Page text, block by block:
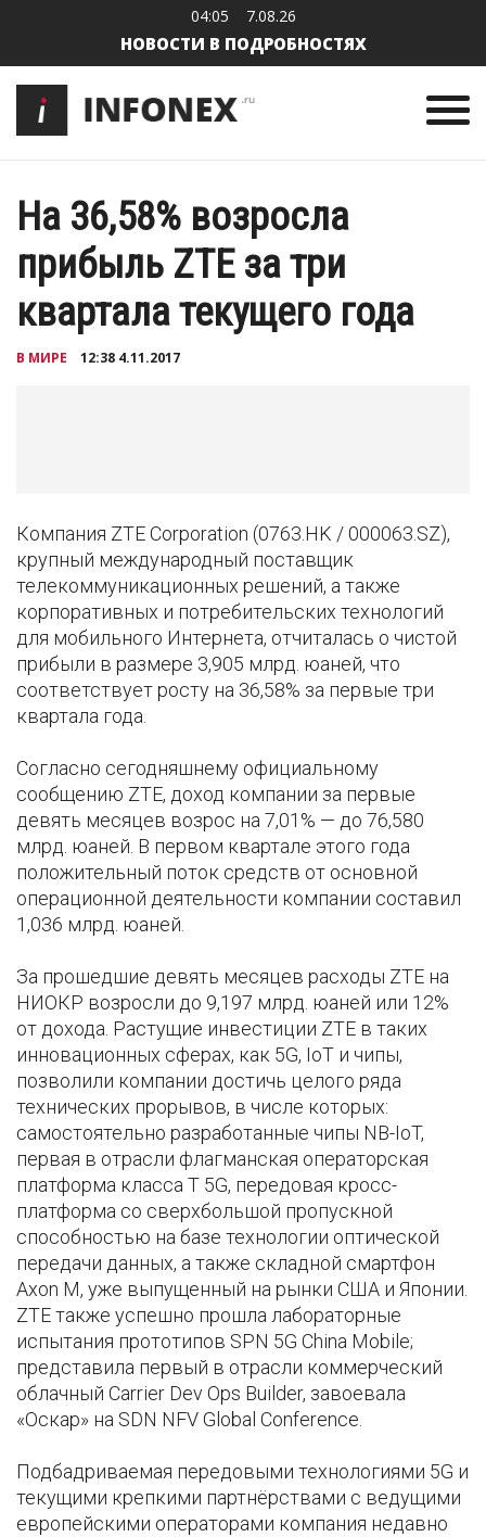
04:05 7.08.26
НОВОСТИ В ПОДРОБНОСТЯХ
На 36,58% возросла
прибыль ZTE за три
квартала текущего года
В МИРЕ 12:38 4.11.2017
Компания ZTE Corporation (0763.HK / 000063.SZ),
крупный международный поставщик
телекоммуникационных решений, а также
корпоративных и потребительских технологий
для мобильного Интернета, отчиталась о чистой
прибыли в размере 3,905 млрд. юаней, что
соответствует росту на 36,58% за первые три
квартала года.
Согласно сегодняшнему официальному
сообщению ZTE, доход компании за первые
девять месяцев возрос на 7,01% — до 76,580
млрд. юаней. В первом квартале этого года
положительный поток средств от основной
операционной деятельности компании составил
1,036 млрд. юаней.
За прошедшие девять месяцев расходы ZTE на
НИОКР возросли до 9,197 млрд. юаней или 12%
от дохода. Растущие инвестиции ZTE в таких
инновационных сферах, как 5G, IoT и чипы,
позволили компании достичь целого ряда
технических прорывов, в числе которых:
самостоятельно разработанные чипы NB-IoT,
первая в отрасли флагманская операторская
платформа класса Т 5G, передовая кросс-
платформа со сверхбольшой пропускной
способностью на базе технологии оптической
передачи данных, а также складной смартфон
Axon M, уже выпущенный на рынки США и Японии.
ZTE также успешно прошла лабораторные
испытания прототипов SPN 5G China Mobile;
представила первый в отрасли коммерческий
облачный Carrier Dev Ops Builder, завоевала
«Оскар» на SDN NFV Global Conference.
Подбадриваемая передовыми технологиями 5G и
текущими крепкими партнёрствами с ведущими
европейскими операторами компания недавно